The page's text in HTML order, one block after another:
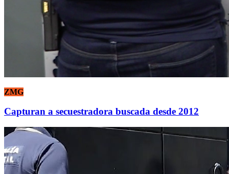
ZMG
Capturan a secuestradora buscada desde 2012